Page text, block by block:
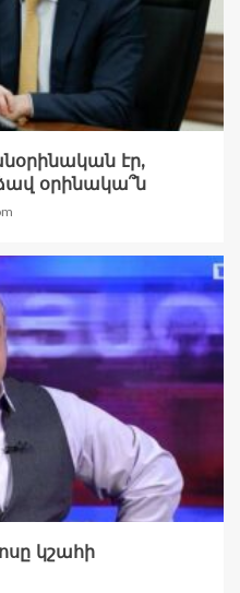
էր,
օրինակա՞ն
կշահի